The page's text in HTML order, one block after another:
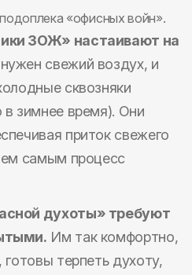
«офисных войн».
ЗОЖ» настаивают на
свежий воздух, и
сквозняки
в зимнее время). Они
приток свежего
самым процесс
духоты» требуют
Им так комфортно,
терпеть духоту,